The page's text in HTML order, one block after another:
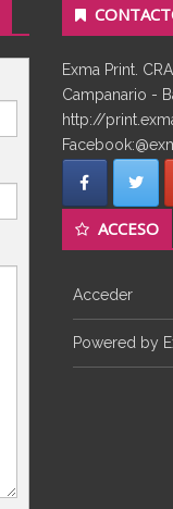
Exma Print.
Campanario -
http://
ACCESO
Acceder
Powered by